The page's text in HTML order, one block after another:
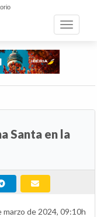
Toggle
Santa en la
marzo de 2024, 09:10h